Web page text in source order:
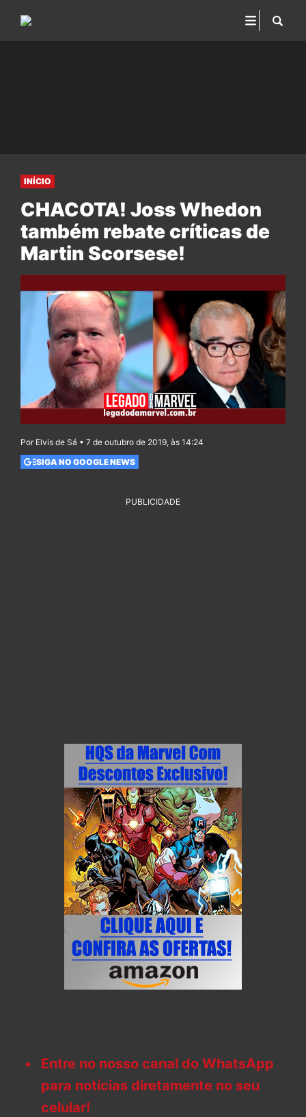
INÍCIO
CHACOTA! Joss Whedon
também rebate críticas de
Martin Scorsese!
Por Elvis de Sá • 7 de outubro de 2019, às 14:24
SIGA NO GOOGLE NEWS
PUBLICIDADE
Entre no nosso canal do WhatsApp
para notícias diretamente no seu
celular!